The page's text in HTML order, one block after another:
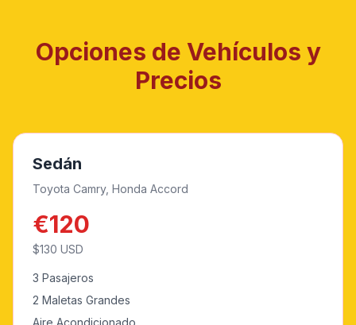
Opciones de Vehículos y
Precios
Sedán
Toyota Camry, Honda Accord
€120
$130 USD
3 Pasajeros
2 Maletas Grandes
Aire Acondicionado